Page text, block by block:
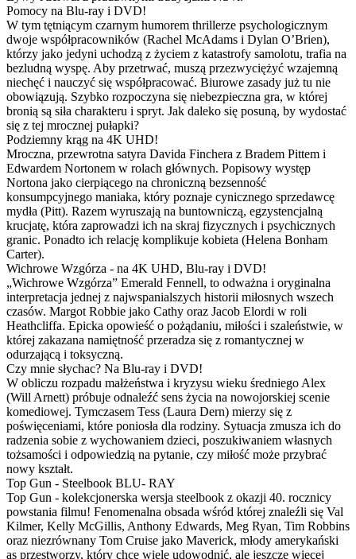
Pomocy na Blu-ray i DVD!
W tym tętniącym czarnym humorem thrillerze psychologicznym
dwoje współpracowników (Rachel McAdams i Dylan O’Brien),
którzy jako jedyni uchodzą z życiem z katastrofy samolotu, trafia na
bezludną wyspę. Aby przetrwać, muszą przezwyciężyć wzajemną
niechęć i nauczyć się współpracować. Biurowe zasady już tu nie
obowiązują. Szybko rozpoczyna się niebezpieczna gra, w której
bronią są siła charakteru i spryt. Jak daleko się posuną, by wydostać
się z tej mrocznej pułapki?
Podziemny krąg na 4K UHD!
Mroczna, przewrotna satyra Davida Finchera z Bradem Pittem i
Edwardem Nortonem w rolach głównych. Popisowy występ
Nortona jako cierpiącego na chroniczną bezsenność
konsumpcyjnego maniaka, który poznaje cynicznego sprzedawcę
mydła (Pitt). Razem wyruszają na buntowniczą, egzystencjalną
krucjatę, która zaprowadzi ich na skraj fizycznych i psychicznych
granic. Ponadto ich relację komplikuje kobieta (Helena Bonham
Carter).
Wichrowe Wzgórza - na 4K UHD, Blu-ray i DVD!
„Wichrowe Wzgórza” Emerald Fennell, to odważna i oryginalna
interpretacja jednej z najwspanialszych historii miłosnych wszech
czasów. Margot Robbie jako Cathy oraz Jacob Elordi w roli
Heathcliffa. Epicka opowieść o pożądaniu, miłości i szaleństwie, w
której zakazana namiętność przeradza się z romantycznej w
odurzającą i toksyczną.
Czy mnie słychac? Na Blu-ray i DVD!
W obliczu rozpadu małżeństwa i kryzysu wieku średniego Alex
(Will Arnett) próbuje odnaleźć sens życia na nowojorskiej scenie
komediowej. Tymczasem Tess (Laura Dern) mierzy się z
poświęceniami, które poniosła dla rodziny. Sytuacja zmusza ich do
radzenia sobie z wychowaniem dzieci, poszukiwaniem własnych
tożsamości i odpowiedzią na pytanie, czy miłość może przybrać
nowy kształt.
Top Gun - Steelbook BLU- RAY
Top Gun - kolekcjonerska wersja steelbook z okazji 40. rocznicy
powstania filmu! Fenomenalna obsada wśród której znaleźli się Val
Kilmer, Kelly McGillis, Anthony Edwards, Meg Ryan, Tim Robbins
oraz niezrównany Tom Cruise jako Maverick, młody amerykański
as przestworzy, który chce wiele udowodnić, ale jeszcze więcej